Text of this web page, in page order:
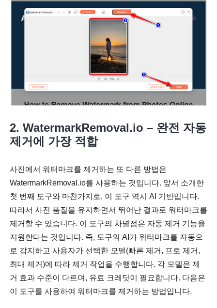
2 단계.
3단계.
2. WatermarkRemoval.io – 완전 자동
제거에 가장 적합
사진에서 워터마크를 제거하는 또 다른 방법은
WatermarkRemoval.io를 사용하는 것입니다. 앞서 소개한
첫 번째 도구와 마찬가지로, 이 도구 역시 AI 기반입니다.
따라서 사진 품질을 유지하면서 뛰어난 결과로 워터마크를
제거할 수 있습니다. 이 도구의 차별점은 자동 제거 기능을
지원한다는 것입니다. 즉, 도구의 AI가 워터마크를 자동으
로 감지하고 사용자가 선택한 모델(빠른 제거, 프로 제거,
최대 제거)에 따라 제거 작업을 수행합니다. 각 모델은 제
거 효과 수준이 다르며, 유료 크레딧이 필요합니다. 다음은
이 도구를 사용하여 워터마크를 제거하는 방법입니다.